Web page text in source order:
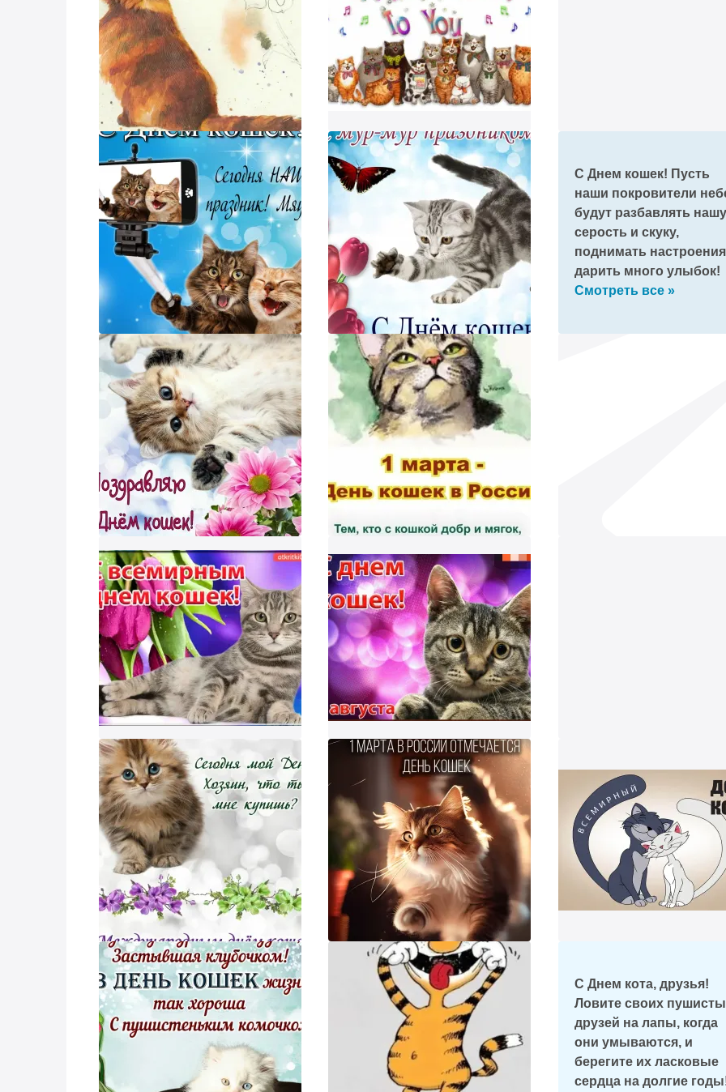
С Днем кошек! Пусть
наши покровители
будут разбавлять нашу
серость и скуку,
поднимать
дарить много улыбок!
Смотреть все »
Наш телеграм!
Смотреть
С Днем кота, друзья!
Ловите своих
друзей на лапы, когда
они умываются, и
берегите их ласковые
сердца на долгие
и пришлем поздравление!